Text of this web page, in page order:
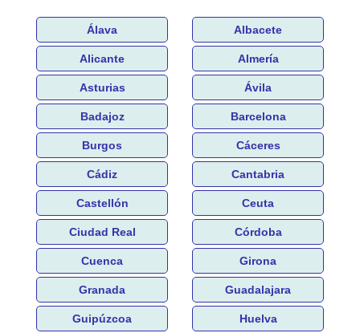
Álava Albacete
Alicante Almería
Asturias Ávila
Badajoz Barcelona
Burgos Cáceres
Cádiz Cantabria
Castellón Ceuta
Ciudad Real Córdoba
Cuenca Girona
Granada Guadalajara
Guipúzcoa Huelva